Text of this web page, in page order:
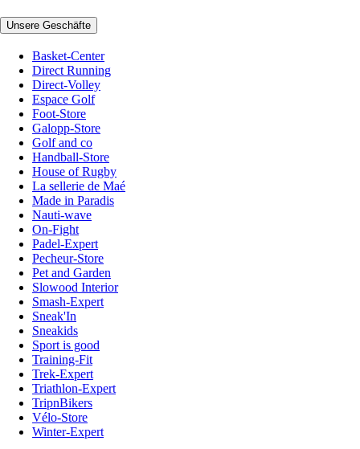
Unsere Geschäfte
Basket-Center
Direct Running
Direct-Volley
Espace Golf
Foot-Store
Galopp-Store
Golf and co
Handball-Store
House of Rugby
La sellerie de Maé
Made in Paradis
Nauti-wave
On-Fight
Padel-Expert
Pecheur-Store
Pet and Garden
Slowood Interior
Smash-Expert
Sneak'In
Sneakids
Sport is good
Training-Fit
Trek-Expert
Triathlon-Expert
TripnBikers
Vélo-Store
Winter-Expert